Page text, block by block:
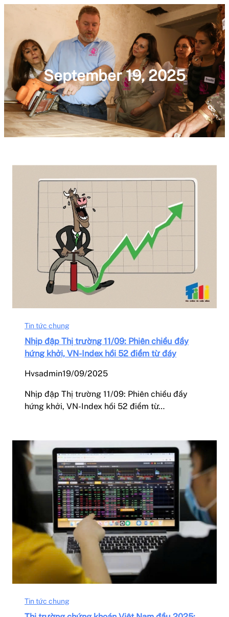
September 19, 2025
Tin tức chung
Nhịp đập Thị trường 11/09: Phiên chiều đầy
hứng khởi, VN-Index hồi 52 điểm từ đáy
Hvsadmin19/09/2025
Nhịp đập Thị trường 11/09: Phiên chiều đầy
hứng khởi, VN-Index hồi 52 điểm từ…
Tin tức chung